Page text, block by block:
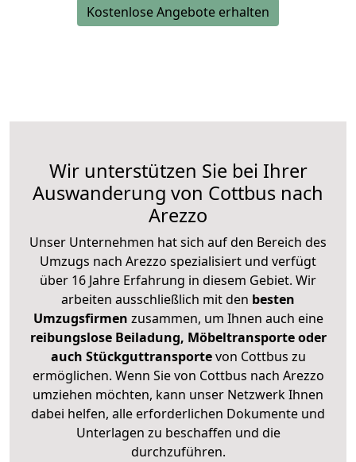
Kostenlose Angebote erhalten
Wir unterstützen Sie bei Ihrer
Auswanderung von Cottbus nach
Arezzo
Unser Unternehmen hat sich auf den Bereich des
Umzugs nach Arezzo spezialisiert und verfügt
über 16 Jahre Erfahrung in diesem Gebiet. Wir
arbeiten ausschließlich mit den besten
Umzugsfirmen zusammen, um Ihnen auch eine
reibungslose Beiladung, Möbeltransporte oder
auch Stückguttransportevon Cottbus zu
ermöglichen. Wenn Sie von Cottbus nach Arezzo
umziehen möchten, kann unser Netzwerk Ihnen
dabei helfen, alle erforderlichen Dokumente und
Unterlagen zu beschaffen und die
durchzuführen.